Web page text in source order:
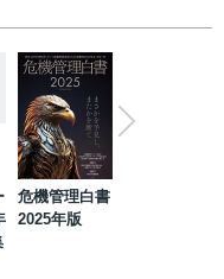
危機管理白書
2025年版